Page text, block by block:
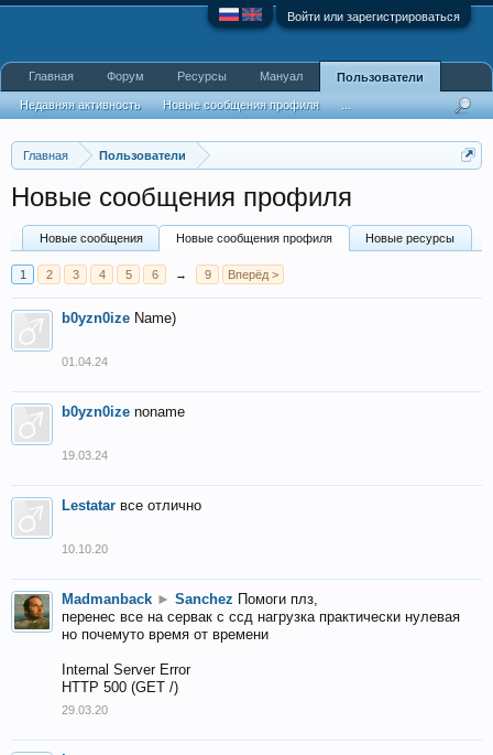
Войти или зарегистрироваться
Главная Пользователи
Новые сообщения профиля
Новые сообщения Новые сообщения профиля Новые ресурсы
1 2 3 4 5 6 → 9 Вперёд >
b0yzn0ize Name)
01.04.24
b0yzn0ize noname
19.03.24
Lestatar все отлично
10.10.20
Madmanback ► Sanchez Помоги плз,
перенес все на сервак с ссд нагрузка практически нулевая
но почемуто время от времени
Internal Server Error
HTTP 500 (GET /)
29.03.20
Главная Форум Ресурсы Мануал Пользователи
Недавняя активность Новые сообщения профиля